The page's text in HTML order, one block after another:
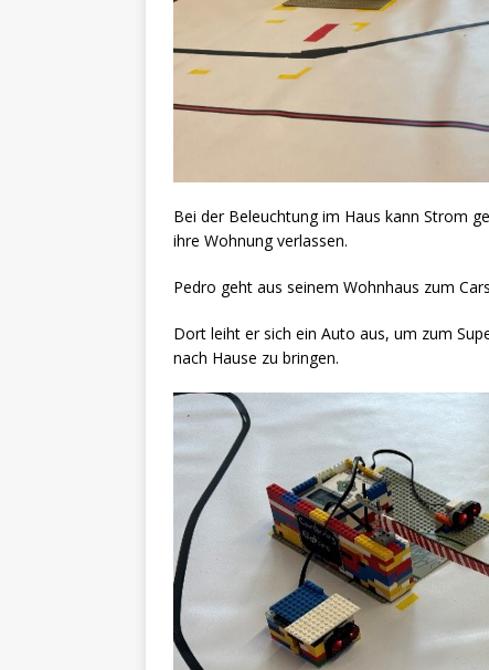
Bei der Beleuchtung im Haus kann Strom
ihre Wohnung verlassen.
Pedro geht aus seinem Wohnhaus zum
Dort leiht er sich ein Auto aus, um zum
nach Hause zu bringen.